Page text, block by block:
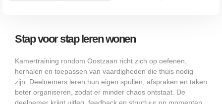
Stap voor stap leren wonen
Kamertraining rondom Oostzaan richt zich op oefenen,
herhalen en toepassen van vaardigheden die thuis nodig
zijn. Deelnemers leren hun eigen spullen, afspraken en taken
beter organiseren, zodat er minder chaos ontstaat. De